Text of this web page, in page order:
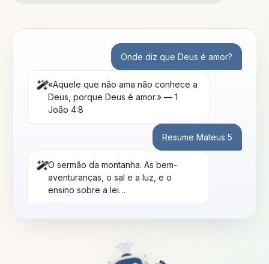
Onde diz que Deus é amor?
«Aquele que não ama não conhece a
Deus, porque Deus é amor.» — 1
João 4:8
Resume Mateus 5
O sermão da montanha. As bem-
aventuranças, o sal e a luz, e o
ensino sobre a lei…